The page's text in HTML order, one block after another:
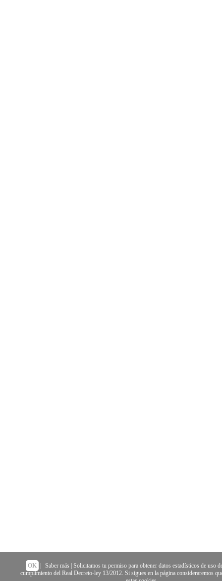
OK Saber más | Solicitamos tu permiso para obtener datos estadísticos de uso
cumplimiento del Real Decreto-ley 13/2012. Si sigues en la página consideraremos